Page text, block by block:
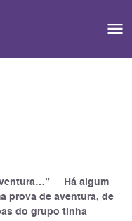
Há algum
prova de aventura, de
do grupo tinha